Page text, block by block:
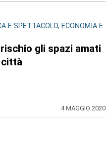
E SPETTACOLO, ECONOMIA E
gli spazi amati
città
4 MAGGIO 2020